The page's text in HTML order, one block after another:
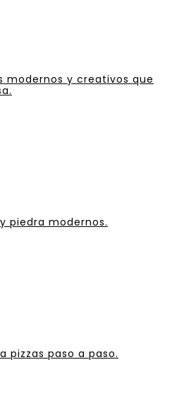
modernos y creativos que
piedra modernos.
pizzas paso a paso.